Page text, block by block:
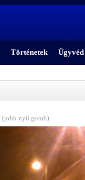
Történetek Ügyvéd
(jobb nyíl gomb)